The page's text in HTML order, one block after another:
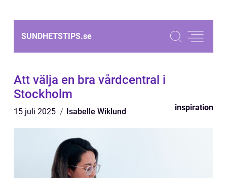
SUNDHETSTIPS.se
Att välja en bra vårdcentral i
Stockholm
15 juli 2025 Isabelle Wiklund inspiration